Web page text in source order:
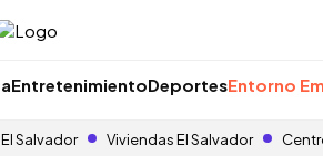
EntretenimientoDeportesEntorno
Salvador Viviendas El Salvador